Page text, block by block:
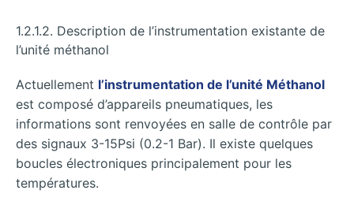
1.2.1.2. Description de l’instrumentation existante de
l’unité méthanol
Actuellement l’instrumentation de l’unité Méthanol
est composé d’appareils pneumatiques, les
informations sont renvoyées en salle de contrôle par
des signaux 3-15Psi (0.2-1 Bar). Il existe quelques
boucles électroniques principalement pour les
températures.